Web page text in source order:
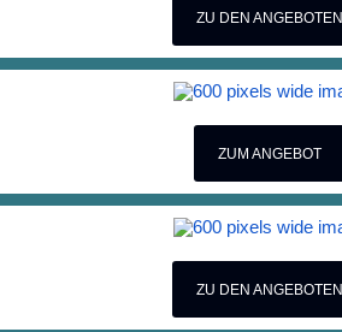
ZU DEN ANGEBOTEN
ZUM ANGEBOT
ZU DEN ANGEBOTEN